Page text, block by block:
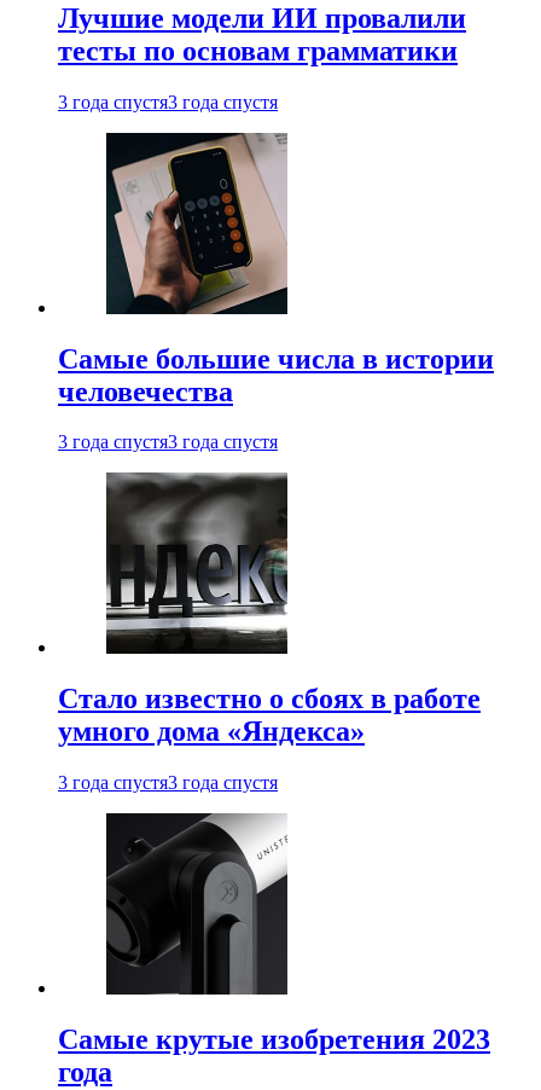
Лучшие модели ИИ провалили
тесты по основам грамматики
3 года спустя3 года спустя
Самые большие числа в истории
человечества
3 года спустя3 года спустя
Стало известно о сбоях в работе
умного дома «Яндекса»
3 года спустя3 года спустя
Самые крутые изобретения 2023
года